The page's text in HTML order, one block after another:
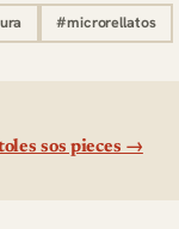
#microrellatos
sos pieces →